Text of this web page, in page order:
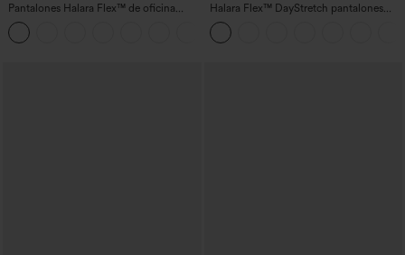
Pantalones Halara Flex™ de oficina
anchos plisados de tiro alto con bolsillos
en tela tipo gofre
Halara Flex™ DayStretch pantalones
acampanados de trabajo de tiro medio
con bolsillo lateral con cremallera